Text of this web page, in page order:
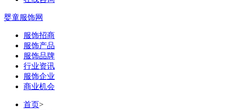
婴童服饰网
服饰招商
服饰产品
服饰品牌
行业资讯
服饰企业
商业机会
首页>